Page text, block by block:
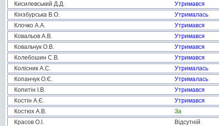
Кисилевський Д.Д.
Утримався
Кінзбурська В.О.
Утрималась
Клочко А.А.
Утримався
Ковальов А.В.
Утримався
Ковальчук О.В.
Утримався
Колебошин С.В.
Утримався
Колісник А.С.
Утрималась
Копанчук О.Є.
Утрималась
Копитін І.В.
Утримався
Костін А.Є.
Утримався
Костюх А.В.
За
Красов О.І.
Відсутній